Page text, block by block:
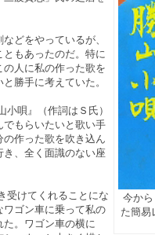
今か
た簡易
どをやっているが、
もあったのだ。特に
人に私の作った歌を
勝手に考えていた。
唄』（作詞はＳ氏）
でもらいたいと歌い手
作った歌を吹き込ん
き、全く面識のない座
けてくれることにな
ワゴン車に乗って私の
。ワゴン車の横に